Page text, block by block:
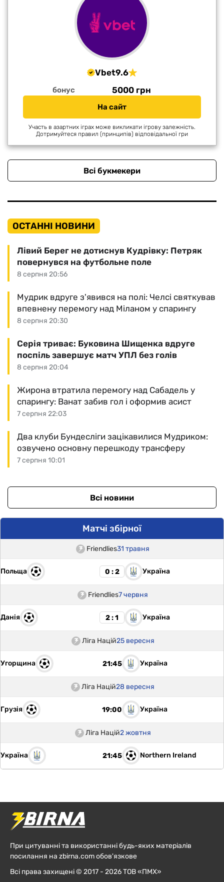
Vbet9.6
бонус 5000 грн
На сайт
Участь в азартних іграх може викликати ігрову залежність.
Дотримуйтеся правил (принципів) відповідальної гри
Всі букмекери
ОСТАННІ НОВИНИ
8 серпня 20:56
Лівий Берег не дотиснув Кудрівку: Петряк
повернувся на футбольне поле
8 серпня 20:30
Мудрик вдруге з'явився на полі: Челсі святкував
впевнену перемогу над Міланом у спарингу
8 серпня 20:04
Серія триває: Буковина Шищенка вдруге
поспіль завершує матч УПЛ без голів
7 серпня 22:03
Жирона втратила перемогу над Сабадель у
спарингу: Ванат забив гол і оформив асист
7 серпня 10:01
Два клуби Бундесліги зацікавилися Мудриком:
озвучено основну перешкоду трансферу
Всі новини
Матчі збірної
Friendlies31 травня
Польща 0 : 2 Україна
Friendlies7 червня
Данія 2 : 1 Україна
Ліга Націй25 вересня
Угорщина 21:45 Україна
Ліга Націй28 вересня
Грузія 19:00 Україна
Ліга Націй2 жовтня
Україна 21:45 Northern Ireland
При цитуванні та використанні будь-яких матеріалів
посилання на zbirna.com обов'язкове
Всі права захищені © 2017 - 2026 ТОВ «ПМХ»